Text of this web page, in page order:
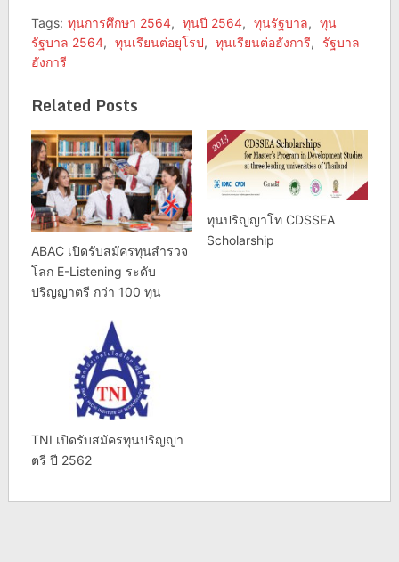
Tags: ทุนการศึกษา 2564, ทุนปี 2564, ทุนรัฐบาล, ทุน
รัฐบาล 2564, ทุนเรียนต่อยุโรป, ทุนเรียนต่อฮังการี,
รัฐบาล
ฮังการี
Related Posts
ABAC เปิดรับสมัครทุนสำรวจ
โลก E-Listening ระดับ
ปริญญาตรี กว่า 100 ทุน
ทุนปริญญาโท CDSSEA
Scholarship
TNI เปิดรับสมัครทุนปริญญา
ตรี ปี 2562